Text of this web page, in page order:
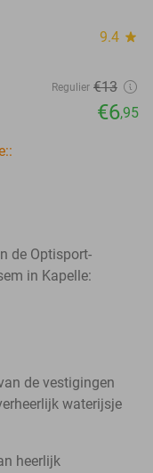
9.4 star
Regulier €13
€6,95
de Optisport-
in Kapelle:
de vestigingen
waterijsje
heerlijk